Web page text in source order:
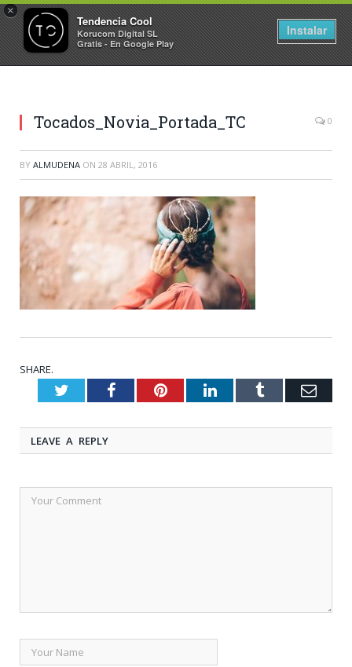
×
Tendencia Cool
Korucom Digital SL
Gratis - En Google Play
Instalar
Tocados_Novia_Portada_TC 0
BY ALMUDENA ON 28 ABRIL, 2016
SHARE.
TwitterFacebookPinterestLinkedInTumblr
LEAVE A REPLY